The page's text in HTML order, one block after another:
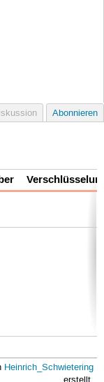
Abonnieren
Heinrich_Schwietering